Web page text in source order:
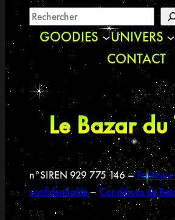
GOODIES UNIVERS
CONTACT
Le Bazar du
n°SIREN 929 775 146 –Politique
confidentialité –Conditions de